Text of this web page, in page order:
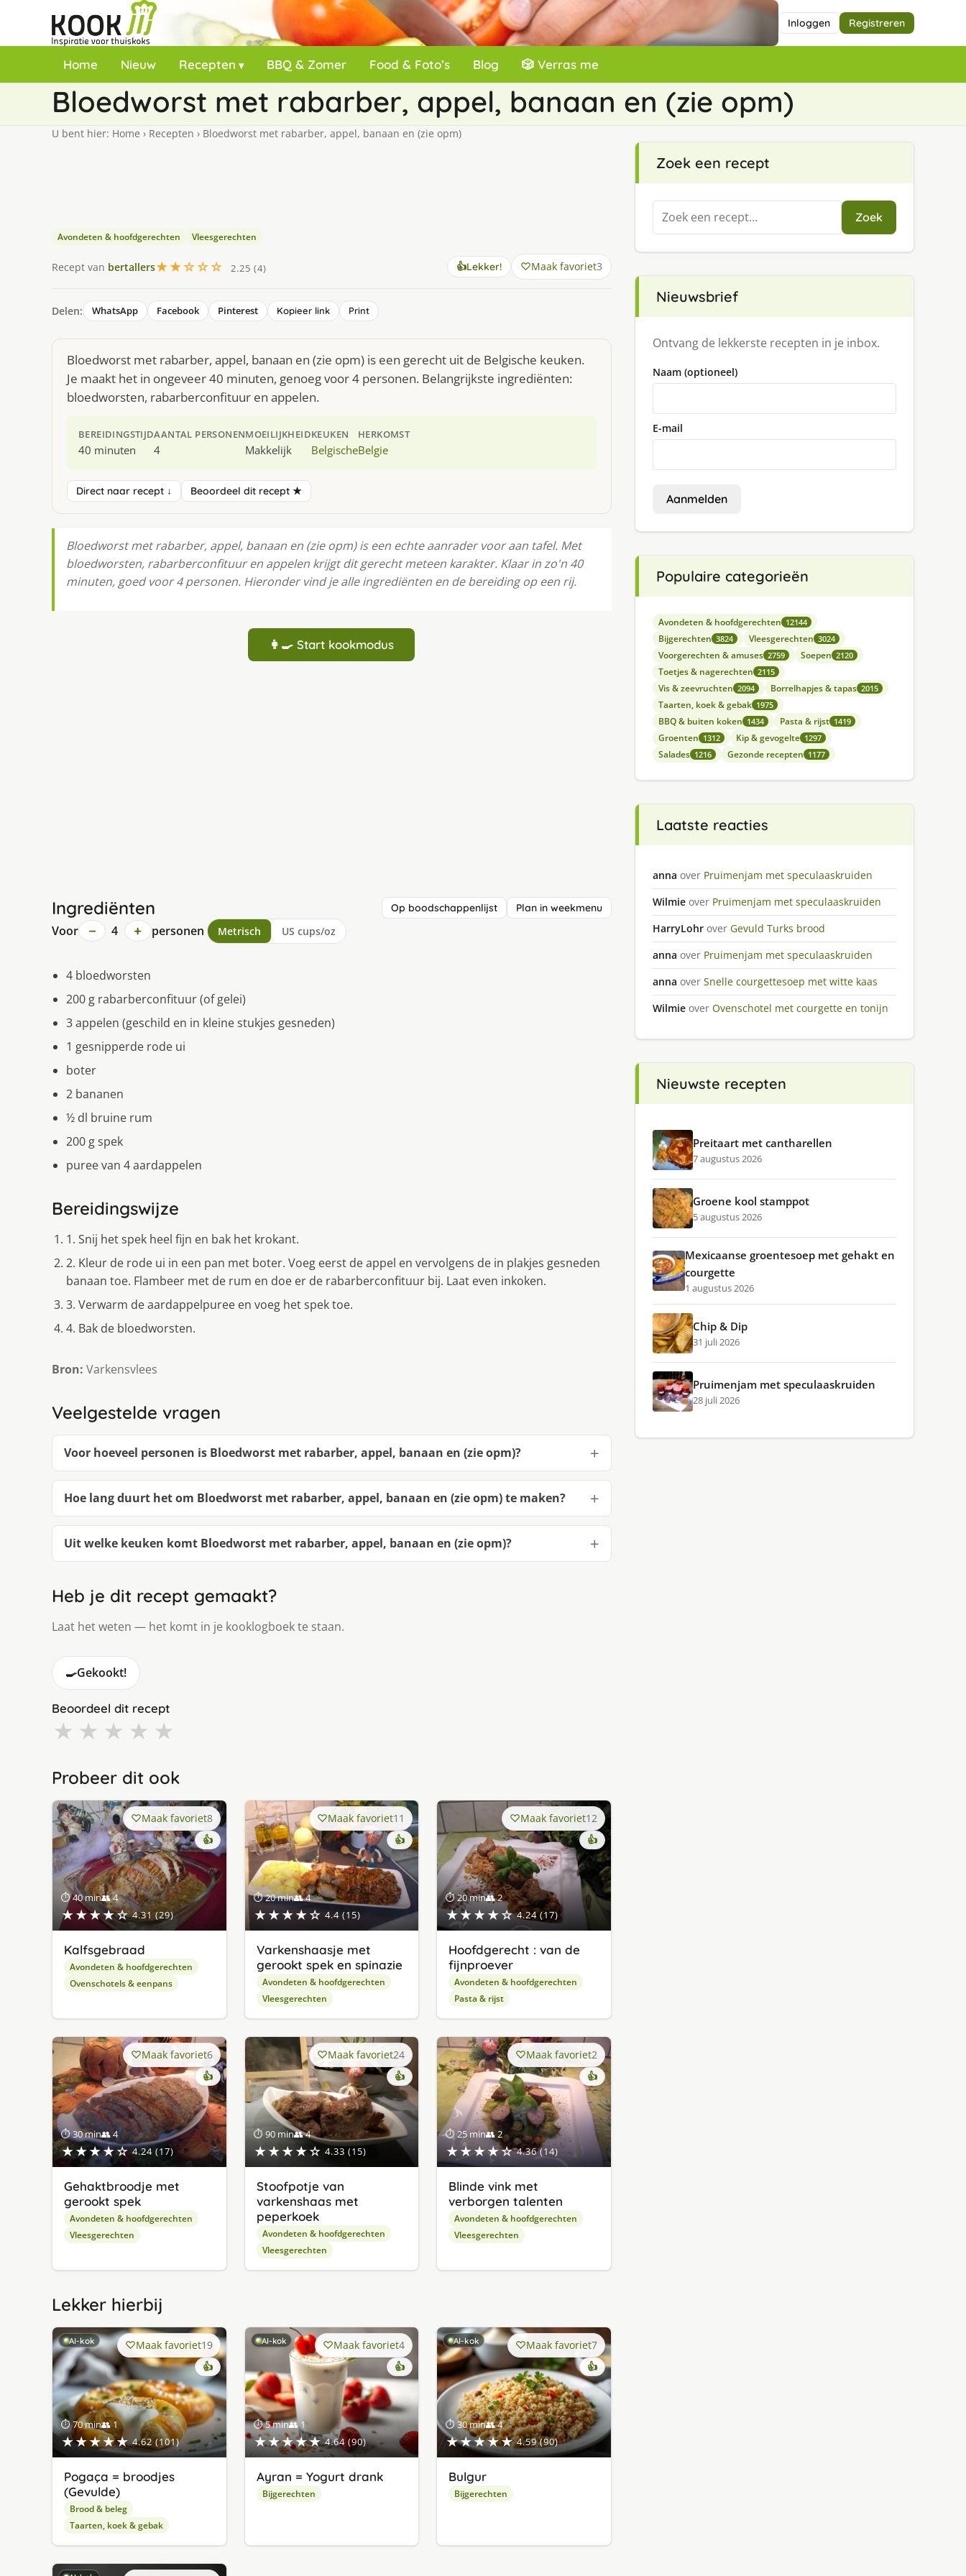
Inloggen Registreren
Home Nieuw Recepten BBQ & Zomer Food & Foto’s Blog 🎲 Verras me
Bloedworst met rabarber, appel, banaan en (zie opm)
U bent hier: Home › Recepten › Bloedworst met rabarber, appel, banaan en (zie opm)
Avondeten & hoofdgerechten Vleesgerechten
Recept van bertallers★★☆☆☆ 2.25 (4) 👍Lekker! Maak favoriet3
Delen: WhatsApp Facebook Pinterest Kopieer link Print
Bloedworst met rabarber, appel, banaan en (zie opm) is een gerecht uit de Belgische keuken.
Je maakt het in ongeveer 40 minuten, genoeg voor 4 personen. Belangrijkste ingrediënten:
bloedworsten, rabarberconfituur en appelen.
BEREIDINGSTIJD
40 minuten
AANTAL PERSONEN
4
MOEILIJKHEID
Makkelijk
KEUKEN
Belgische
HERKOMST
Belgie
Direct naar recept ↓ Beoordeel dit recept ★
Bloedworst met rabarber, appel, banaan en (zie opm) is een echte aanrader voor aan tafel. Met
bloedworsten, rabarberconfituur en appelen krijgt dit gerecht meteen karakter. Klaar in zo'n 40
minuten, goed voor 4 personen. Hieronder vind je alle ingrediënten en de bereiding op een rij.
👩‍🍳 Start kookmodus
Ingrediënten Op boodschappenlijst Plan in weekmenu
Voor − 4 + personen Metrisch US cups/oz
4 bloedworsten
200 g rabarberconfituur (of gelei)
3 appelen (geschild en in kleine stukjes gesneden)
1 gesnipperde rode ui
boter
2 bananen
½ dl bruine rum
200 g spek
puree van 4 aardappelen
Bereidingswijze
1. Snij het spek heel fijn en bak het krokant.
2. Kleur de rode ui in een pan met boter. Voeg eerst de appel en vervolgens de in plakjes gesneden
banaan toe. Flambeer met de rum en doe er de rabarberconfituur bij. Laat even inkoken.
3. Verwarm de aardappelpuree en voeg het spek toe.
4. Bak de bloedworsten.
Bron: Varkensvlees
Veelgestelde vragen
Voor hoeveel personen is Bloedworst met rabarber, appel, banaan en (zie opm)?
Hoe lang duurt het om Bloedworst met rabarber, appel, banaan en (zie opm) te maken?
Uit welke keuken komt Bloedworst met rabarber, appel, banaan en (zie opm)?
Heb je dit recept gemaakt?
Laat het weten — het komt in je kooklogboek te staan.
🍳Gekookt!
Beoordeel dit recept
★ ★ ★ ★ ★
Probeer dit ook
⏱ 40 min👥 4
★★★★☆ 4.31 (29)
Maak favoriet8
👍
Kalfsgebraad
Avondeten & hoofdgerechten
Ovenschotels & eenpans
⏱ 20 min👥 4
★★★★☆ 4.4 (15)
Maak favoriet11
👍
Varkenshaasje met
gerookt spek en spinazie
Avondeten & hoofdgerechten
Vleesgerechten
⏱ 20 min👥 2
★★★★☆ 4.24 (17)
Maak favoriet12
👍
Hoofdgerecht : van de
fijnproever
Avondeten & hoofdgerechten
Pasta & rijst
⏱ 30 min👥 4
★★★★☆ 4.24 (17)
Maak favoriet6
👍
Gehaktbroodje met
gerookt spek
Avondeten & hoofdgerechten
Vleesgerechten
⏱ 90 min👥 4
★★★★☆ 4.33 (15)
Maak favoriet24
👍
Stoofpotje van
varkenshaas met
peperkoek
Avondeten & hoofdgerechten
Vleesgerechten
⏱ 25 min👥 2
★★★★☆ 4.36 (14)
Maak favoriet2
👍
Blinde vink met
verborgen talenten
Avondeten & hoofdgerechten
Vleesgerechten
Lekker hierbij
AI-kok
⏱ 70 min👥 1
★★★★★ 4.62 (101)
Maak favoriet19
👍
Pogaça = broodjes
(Gevulde)
Brood & beleg
Taarten, koek & gebak
AI-kok
⏱ 5 min👥 1
★★★★★ 4.64 (90)
Maak favoriet4
👍
Ayran = Yogurt drank
Bijgerechten
AI-kok
⏱ 30 min👥 4
★★★★★ 4.59 (90)
Maak favoriet7
👍
Bulgur
Bijgerechten
Zoek een recept
Zoeken
naar:
Zoek
Nieuwsbrief
Ontvang de lekkerste recepten in je inbox.
Naam (optioneel)
E-mail
Aanmelden
Populaire categorieën
Avondeten & hoofdgerechten 12144
Bijgerechten 3824 Vleesgerechten 3024
Voorgerechten & amuses 2759 Soepen 2120
Toetjes & nagerechten 2115
Vis & zeevruchten 2094 Borrelhapjes & tapas 2015
Taarten, koek & gebak 1975
BBQ & buiten koken 1434 Pasta & rijst 1419
Groenten 1312 Kip & gevogelte 1297
Salades 1216 Gezonde recepten 1177
Laatste reacties
anna over Pruimenjam met speculaaskruiden
Wilmie over Pruimenjam met speculaaskruiden
HarryLohr over Gevuld Turks brood
anna over Pruimenjam met speculaaskruiden
anna over Snelle courgettesoep met witte kaas
Wilmie over Ovenschotel met courgette en tonijn
Nieuwste recepten
Preitaart met cantharellen
7 augustus 2026
Groene kool stamppot
5 augustus 2026
Mexicaanse groentesoep met gehakt en
courgette
1 augustus 2026
Chip & Dip
31 juli 2026
Pruimenjam met speculaaskruiden
28 juli 2026